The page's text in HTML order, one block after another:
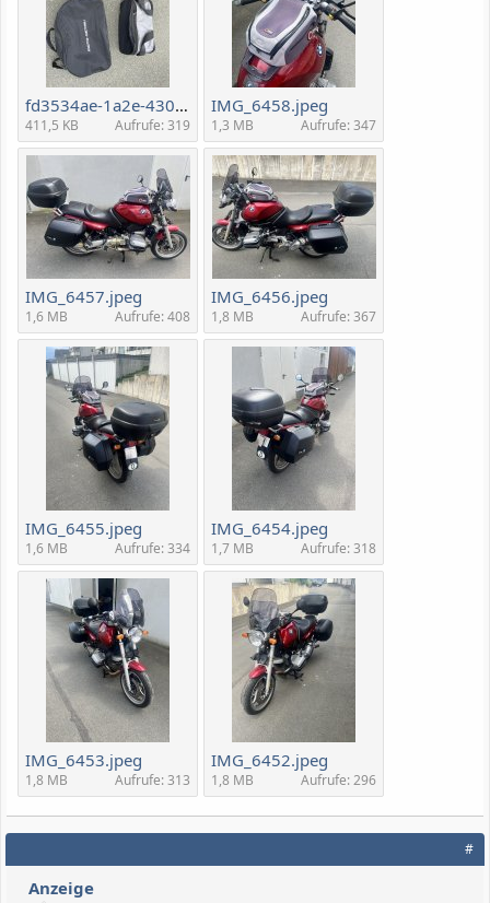
fd3534ae-1a2e-430d-b6fb-8d07e014b7c2.jpeg
411,5 KB Aufrufe: 319
IMG_6458.jpeg
1,3 MB Aufrufe: 347
IMG_6457.jpeg
1,6 MB Aufrufe: 408
IMG_6456.jpeg
1,8 MB Aufrufe: 367
IMG_6455.jpeg
1,6 MB Aufrufe: 334
IMG_6454.jpeg
1,7 MB Aufrufe: 318
IMG_6453.jpeg
1,8 MB Aufrufe: 313
IMG_6452.jpeg
1,8 MB Aufrufe: 296
#
Anzeige